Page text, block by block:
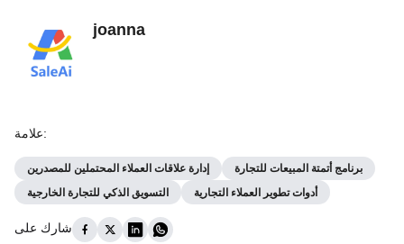
joanna
علامة:
إدارة علاقات العملاء المحتملين للمصدرين
برنامج أتمتة المبيعات للتجارة
التسويق الذكي للتجارة الخارجية
أدوات تطوير العملاء التجارية
شارك على